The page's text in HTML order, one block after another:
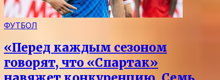
ФУТБОЛ
«Перед каждым сезоном
говорят, что «Спартак»